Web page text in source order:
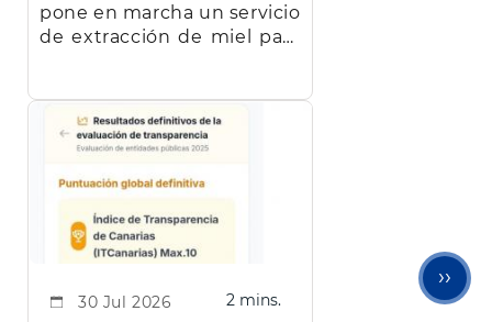
pone en marcha un servicio
de extracción de miel para
30 Jul 2026 2 mins.
››